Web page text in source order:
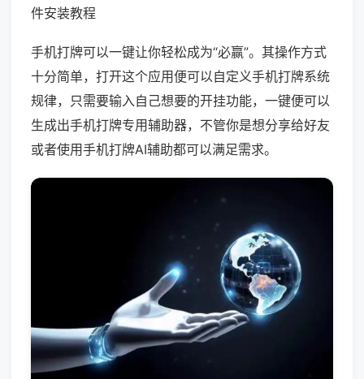
件安装教程
手机打牌可以一键让你轻松成为“必赢”。其操作方式
十分简单，打开这个应用便可以自定义手机打牌系统
规律，只需要输入自己想要的开挂功能，一键便可以
生成出手机打牌专用辅助器，不管你是想分享给好友
或者使用手机打牌AI辅助都可以满足需求。